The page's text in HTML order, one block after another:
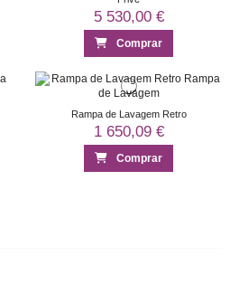
5 530,00 €
Comprar
Rampa de Lavagem Retro
1 650,09 €
Comprar